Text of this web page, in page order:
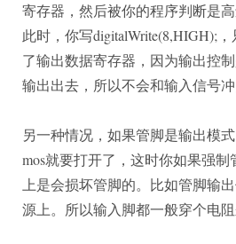
寄存器，然后被你的程序判断是高
此时，你写digitalWrite(8,HIGH);
了输出数据寄存器，因为输出控
输出出去，所以不会和输入信号冲
另一种情况，如果管脚是输出模
mos就要打开了，这时你如果强
上是会损坏管脚的。比如管脚输
源上。所以输入脚都一般穿个电阻